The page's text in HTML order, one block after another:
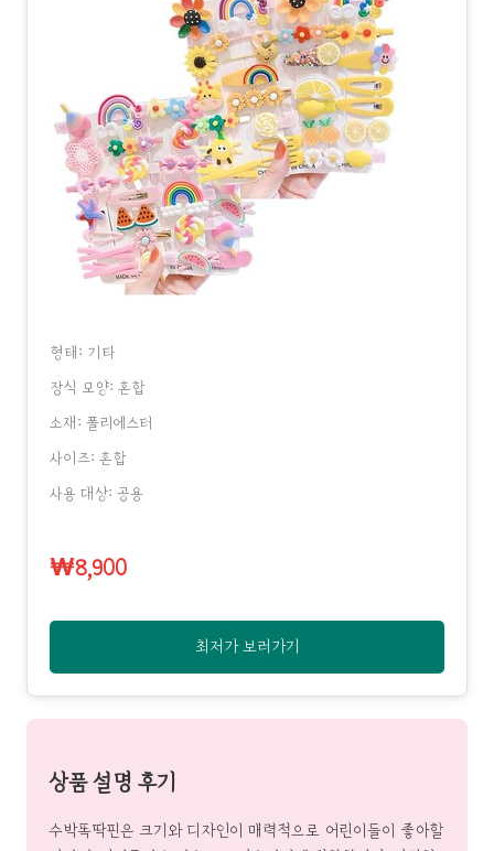
형태: 기타
장식 모양: 혼합
소재: 폴리에스터
사이즈: 혼합
사용 대상: 공용
₩8,900
최저가 보러가기
상품 설명 후기
수박똑딱핀은 크기와 디자인이 매력적으로 어린이들이 좋아할